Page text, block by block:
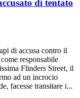
di tentato
di accusa contro il
responsabile
Flinders Street, il
ad un incrocio
facesse transitare i...